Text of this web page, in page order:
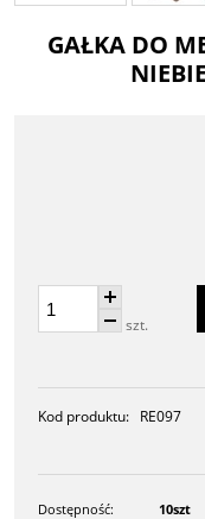
GAŁKA DO
szt.
Kod produktu: RE097
Dostępność:
10szt